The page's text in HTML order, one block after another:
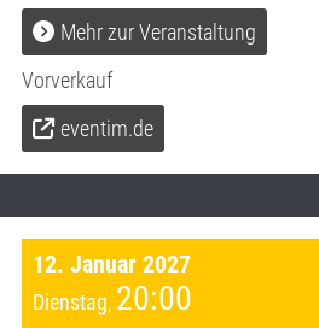
Mehr zur Veranstaltung
Vorverkauf
eventim.de
12. Januar 2027
Dienstag, 20:00